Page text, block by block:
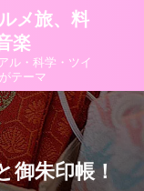
メ旅、料
楽
ル・科学・ツイ
テーマ
御朱印帳！